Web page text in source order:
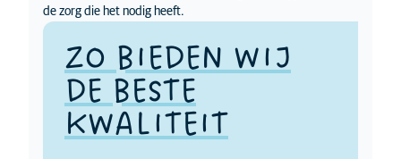
de zorg die het nodig heeft.
ZO BIEDEN WIJ
DE BESTE
KWALITEIT